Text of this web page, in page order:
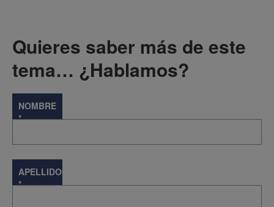
Quieres saber más de este
tema… ¿Hablamos?
NOMBRE
*
APELLIDOS
*